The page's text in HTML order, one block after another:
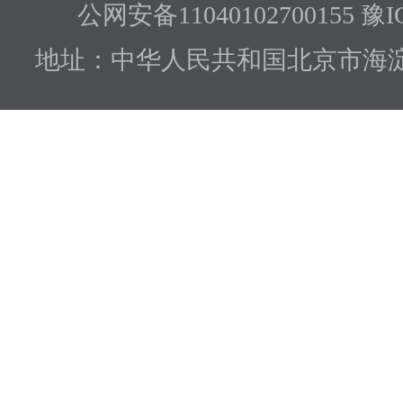
公网安备11040102700155 豫
地址：中华人民共和国北京市海